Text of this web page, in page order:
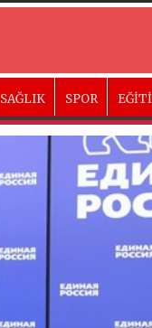
SAĞLIK SPOR